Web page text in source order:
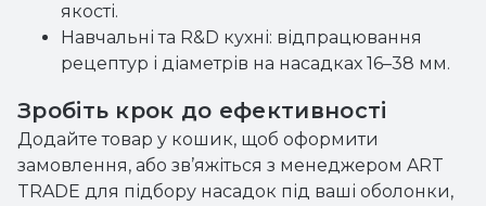
якості.
Навчальні та R&D кухні: відпрацювання
рецептур і діаметрів на насадках 16–38 мм.
Зробіть крок до ефективності
Додайте товар у кошик, щоб оформити
замовлення, або зв’яжіться з менеджером ART
TRADE для підбору насадок під ваші оболонки,